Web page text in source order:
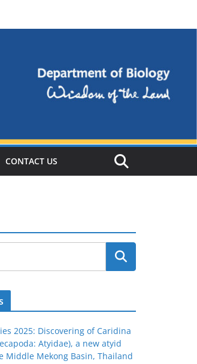
CONTACT US
2025: Discovering of Caridina
Atyidae), a new atyid
Middle Mekong Basin, Thailand